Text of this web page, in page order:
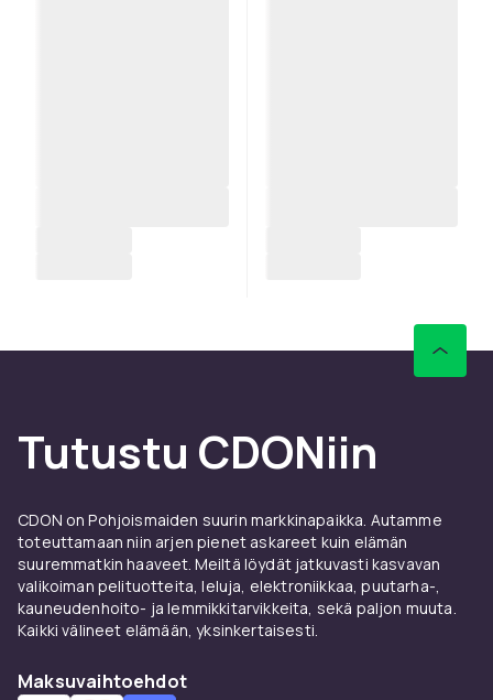
Tutustu CDONiin
CDON on Pohjoismaiden suurin markkinapaikka. Autamme
toteuttamaan niin arjen pienet askareet kuin elämän
suuremmatkin haaveet. Meiltä löydät jatkuvasti kasvavan
valikoiman pelituotteita, leluja, elektroniikkaa, puutarha-,
kauneudenhoito- ja lemmikkitarvikkeita, sekä paljon muuta.
Kaikki välineet elämään, yksinkertaisesti.
Maksuvaihtoehdot